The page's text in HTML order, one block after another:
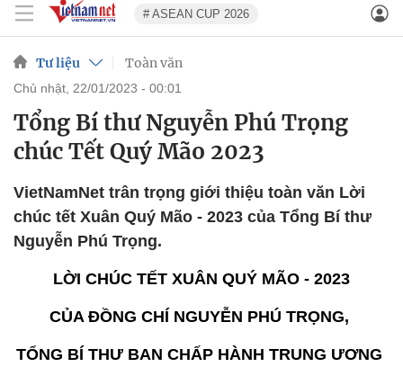
# ASEAN CUP 2026
Tư liệu Toàn văn
chủ nhật, 22/01/2023 - 00:01
Tổng Bí thư Nguyễn Phú Trọng
chúc Tết Quý Mão 2023
VietNamNet trân trọng giới thiệu toàn văn Lời
chúc tết Xuân Quý Mão - 2023 của Tổng Bí thư
Nguyễn Phú Trọng.
LỜI CHÚC TẾT XUÂN QUÝ MÃO - 2023
CỦA ĐỒNG CHÍ NGUYỄN PHÚ TRỌNG,
TỔNG BÍ THƯ BAN CHẤP HÀNH TRUNG ƯƠNG